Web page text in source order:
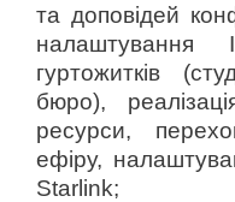
та доповідей
налаштування
гуртожитків
бюро),
ресурси,
ефіру,
Starlink;